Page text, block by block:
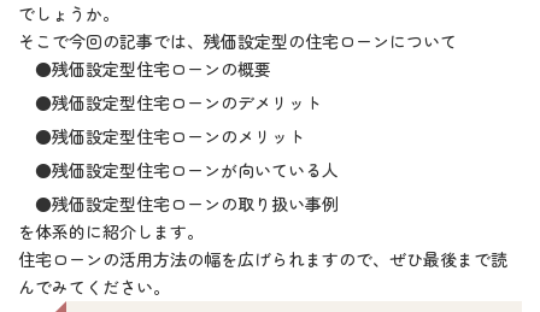
でしょうか。
そこで今回の記事では、残価設定型の住宅ローンについて
●残価設定型住宅ローンの概要
●残価設定型住宅ローンのデメリット
●残価設定型住宅ローンのメリット
●残価設定型住宅ローンが向いている人
●残価設定型住宅ローンの取り扱い事例
を体系的に紹介します。
住宅ローンの活用方法の幅を広げられますので、ぜひ最後まで読
んでみてください。